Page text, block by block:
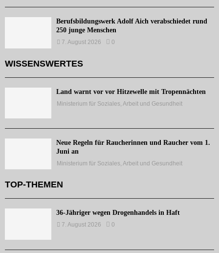
Berufsbildungswerk Adolf Aich verabschiedet rund
250 junge Menschen
7. August 2026 0
WISSENSWERTES
Land warnt vor vor Hitzewelle mit Tropennächten
Ministerium für Soziales, Arbeit und Gesundheit
Neue Regeln für Raucherinnen und Raucher vom 1.
Juni an
Ministerium für Soziales, Arbeit und Gesundheit
TOP-THEMEN
36-Jähriger wegen Drogenhandels in Haft
7. August 2026 0